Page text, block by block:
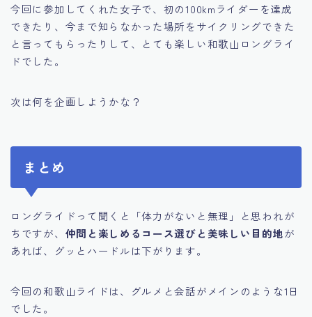
今回に参加してくれた女子で、初の100kmライダーを達成
できたり、今まで知らなかった場所をサイクリングできた
と言ってもらったりして、とても楽しい和歌山ロングライ
ドでした。
次は何を企画しようかな？
まとめ
ロングライドって聞くと「体力がないと無理」と思われが
ちですが、 仲間と楽しめるコース選びと美味しい目的地が
あれば、グッとハードルは下がります。
今回の和歌山ライドは、グルメと会話がメインのような1日
でした。